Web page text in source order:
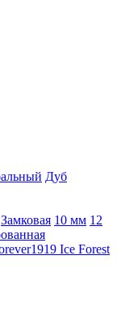
Дуб
Замковая 10 мм 12